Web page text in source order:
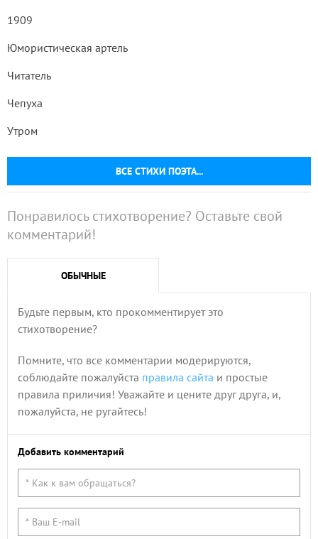
ВСЕ СТИХИ ПОЭТА...
1909
Юмористическая артель
Читатель
Чепуха
Утром
Понравилось стихотворение? Оставьте свой
комментарий!
ОБЫЧНЫЕ
Будьте первым, кто прокомментирует это
стихотворение?
Помните, что все комментарии модерируются,
соблюдайте пожалуйста правила сайта и простые
правила приличия! Уважайте и цените друг друга, и,
пожалуйста, не ругайтесь!
Добавить комментарий